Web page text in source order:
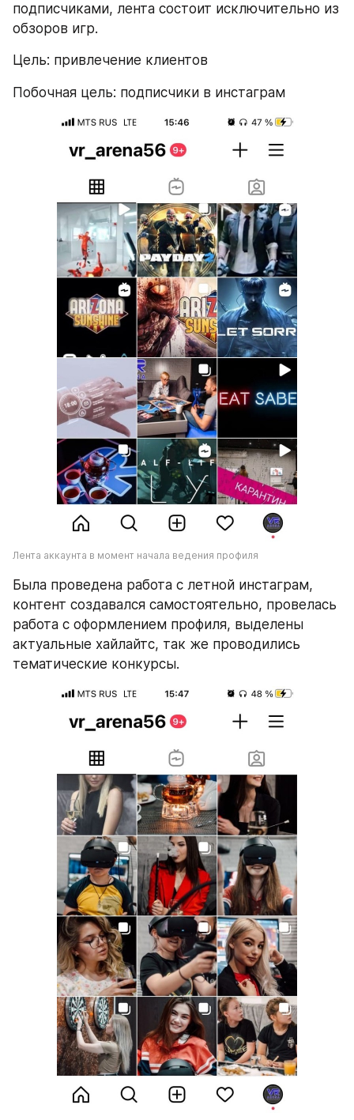
подписчиками, лента состоит исключительно из
обзоров игр.
Цель: привлечение клиентов
Побочная цель: подписчики в инстаграм
Лента аккаунта в момент начала ведения профиля
Была проведена работа с летной инстаграм,
контент создавался самостоятельно, провелась
работа с оформлением профиля, выделены
актуальные хайлайтс, так же проводились
тематические конкурсы.